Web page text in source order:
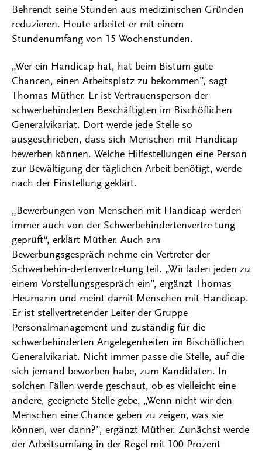
Behrendt seine Stunden aus medizinischen Gründen
reduzieren. Heute arbeitet er mit einem
Stundenumfang von 15 Wochenstunden.
„Wer ein Handicap hat, hat beim Bistum gute
Chancen, einen Arbeitsplatz zu bekommen”, sagt
Thomas Müther. Er ist Vertrauensperson der
schwerbehinderten Beschäftigten im Bischöflichen
Generalvikariat. Dort werde jede Stelle so
ausgeschrieben, dass sich Menschen mit Handicap
bewerben können. Welche Hilfestellungen eine Person
zur Bewältigung der täglichen Arbeit benötigt, werde
nach der Einstellung geklärt.
„Bewerbungen von Menschen mit Handicap werden
immer auch von der Schwerbehindertenvertre-tung
geprüft“, erklärt Müther. Auch am
Bewerbungsgespräch nehme ein Vertreter der
Schwerbehin-dertenvertretung teil. „Wir laden jeden zu
einem Vorstellungsgespräch ein”, ergänzt Thomas
Heumann und meint damit Menschen mit Handicap.
Er ist stellvertretender Leiter der Gruppe
Personalmanagement und zuständig für die
schwerbehinderten Angelegenheiten im Bischöflichen
Generalvikariat. Nicht immer passe die Stelle, auf die
sich jemand beworben habe, zum Kandidaten. In
solchen Fällen werde geschaut, ob es vielleicht eine
andere, geeignete Stelle gebe. „Wenn nicht wir den
Menschen eine Chance geben zu zeigen, was sie
können, wer dann?”, ergänzt Müther. Zunächst werde
der Arbeitsumfang in der Regel mit 100 Prozent